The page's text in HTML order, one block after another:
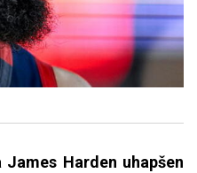
James Harden uhapšen